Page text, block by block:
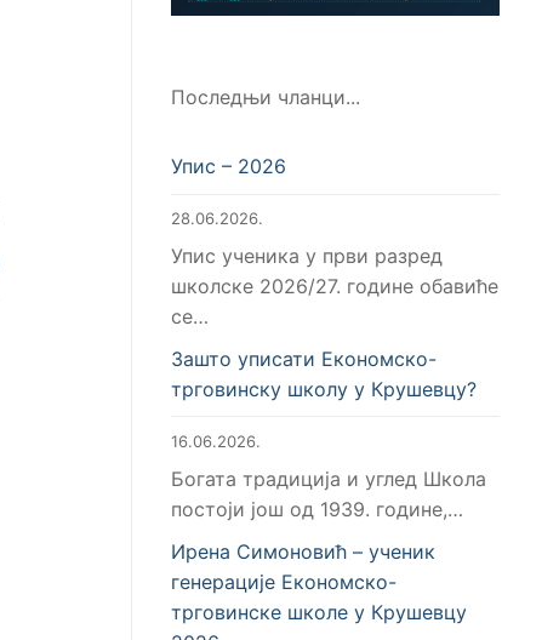
Последњи чланци...
Упис – 2026
28.06.2026.
Упис ученика у први разред
школске 2026/27. године обавиће
се…
Зашто уписати Економско-
трговинску школу у Крушевцу?
16.06.2026.
Богата традиција и углед Школа
постоји још од 1939. године,…
Ирена Симоновић – ученик
генерације Економско-
трговинске школе у Крушевцу